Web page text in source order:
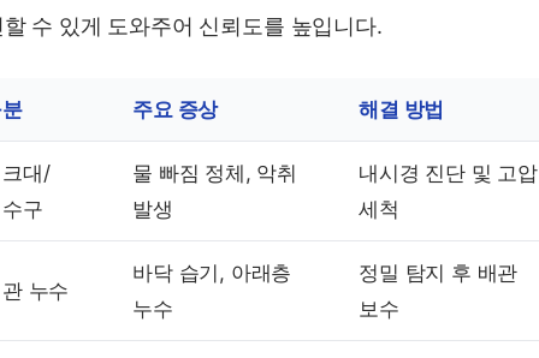
수 있게 도와주어 신뢰도를 높입니다.
주요 증상 해결 방법
대/
구
물 빠짐 정체, 악취
발생
내시경 진단 및 고압
세척
누수
바닥 습기, 아래층
누수
정밀 탐지 후 배관
보수